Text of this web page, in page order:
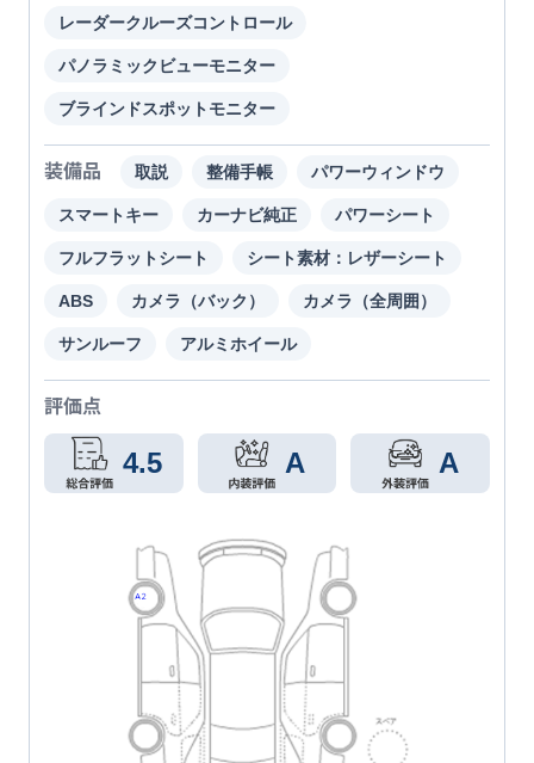
レーダークルーズコントロール
パノラミックビューモニター
ブラインドスポットモニター
装備品 取説 整備手帳 パワーウィンドウ
スマートキー カーナビ純正 パワーシート
フルフラットシート シート素材：レザーシート
ABS カメラ（バック） カメラ（全周囲）
サンルーフ アルミホイール
評価点
4.5 A A